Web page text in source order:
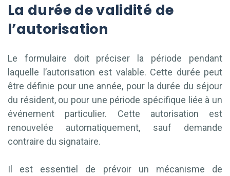
La durée de validité de
l’autorisation
Le formulaire doit préciser la période pendant
laquelle l’autorisation est valable. Cette durée peut
être définie pour une année, pour la durée du séjour
du résident, ou pour une période spécifique liée à un
événement particulier. Cette autorisation est
renouvelée automatiquement, sauf demande
contraire du signataire.
Il est essentiel de prévoir un mécanisme de